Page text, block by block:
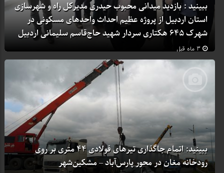
ببینید : بازدید میدانی محبوب حیدری مدیرکل راه و شهرسازی
استان اردبیل از پروژه عظیم احداث واحدهای مسکونی در
شهرک ۶۴۵ هکتاری سردار شهید حاج‌قاسم سلیمانی اردبیل
3 ماه قبل
ببینید: اتمام جاگذاری تیرهای فولادی ۴۴ متری بر روی
رودخانه مغان در محور پارس‌آباد – مشکین‌شهر